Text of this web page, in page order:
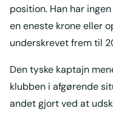
position. Han har
en eneste krone eller
underskrevet frem til
Den tyske kaptajn
klubben i afgørende
andet gjort ved at